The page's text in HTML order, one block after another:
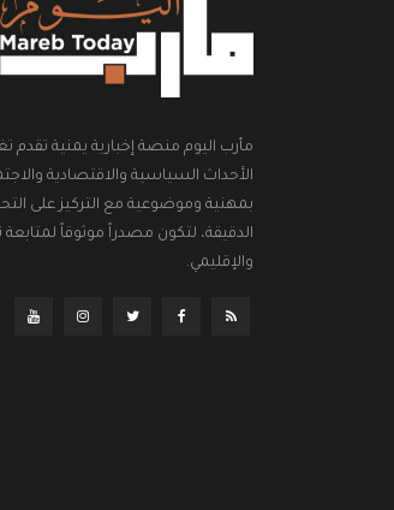
مأرب اليوم منصة إخبارية يمنية تقدم
الأحداث السياسية والاقتصادية
بمهنية وموضوعية مع التركيز على
الدقيقة، لتكون مصدراً موثوقاً
والإقليمي.